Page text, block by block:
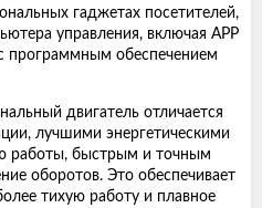
гаджетах посетителей,
управления, включая APP
программным обеспечением
двигатель отличается
лучшими энергетическими
работы, быстрым и точным
оборотов. Это обеспечивает
тихую работу и плавное